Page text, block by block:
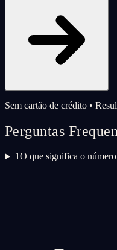
Sem cartão de crédito •
Perguntas
1O que significa o